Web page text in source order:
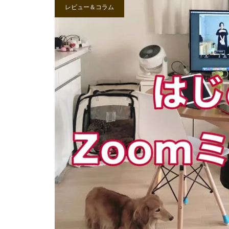
レビュー＆コラム